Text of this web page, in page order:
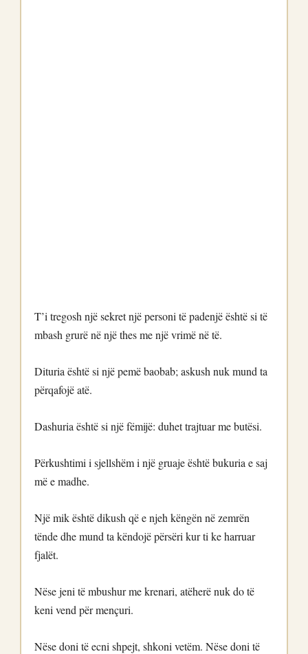
T’i tregosh një sekret një personi të padenjë është si të
mbash grurë në një thes me një vrimë në të.
Dituria është si një pemë baobab; askush nuk mund ta
përqafojë atë.
Dashuria është si një fëmijë: duhet trajtuar me butësi.
Përkushtimi i sjellshëm i një gruaje është bukuria e saj
më e madhe.
Një mik është dikush që e njeh këngën në zemrën
tënde dhe mund ta këndojë përsëri kur ti ke harruar
fjalët.
Nëse jeni të mbushur me krenari, atëherë nuk do të
keni vend për mençuri.
Nëse doni të ecni shpejt, shkoni vetëm. Nëse doni të